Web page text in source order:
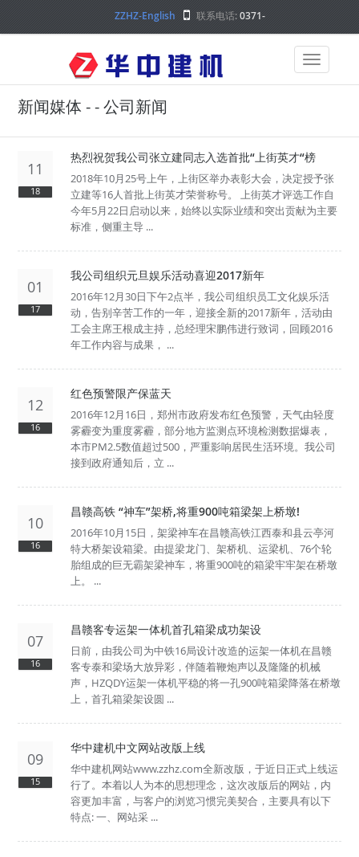
ZZHZ-English 联系电话:0371-
新闻媒体 - - 公司新闻
11
18
热烈祝贺我公司张立建同志入选首批“上街英才“榜
2018年10月25号上午，上街区举办表彰大会，决定授予张
立建等16人首批上街英才荣誉称号。 上街英才评选工作自
今年5月22日启动以来，始终以实际业绩和突出贡献为主要
标准，侧重主导 ...
01
17
我公司组织元旦娱乐活动喜迎2017新年
2016年12月30日下午2点半，我公司组织员工文化娱乐活
动，告别辛苦工作的一年，迎接全新的2017新年，活动由
工会主席王根成主持，总经理宋鹏伟进行致词，回顾2016
年工作内容与成果， ...
12
16
红色预警限产保蓝天
2016年12月16日，郑州市政府发布红色预警，天气由轻度
雾霾变为重度雾霾，部分地方监测点环境检测数据爆表，
本市PM2.5数值超过500，严重影响居民生活环境。我公司
接到政府通知后，立 ...
10
16
昌赣高铁 “神车”架桥,将重900吨箱梁架上桥墩!
2016年10月15日，架梁神车在昌赣高铁江西泰和县云亭河
特大桥架设箱梁。由提梁龙门、架桥机、运梁机、76个轮
胎组成的巨无霸架梁神车，将重900吨的箱梁牢牢架在桥墩
上。 ...
07
16
昌赣客专运架一体机首孔箱梁成功架设
日前，由我公司为中铁16局设计改造的运架一体机在昌赣
客专泰和梁场大放异彩，伴随着鞭炮声以及隆隆的机械
声，HZQDY运架一体机平稳的将一孔900吨箱梁降落在桥墩
上，首孔箱梁架设圆 ...
09
15
华中建机中文网站改版上线
华中建机网站www.zzhz.com全新改版，于近日正式上线运
行了。本着以人为本的思想理念，这次改版后的网站，内
容更加丰富，与客户的浏览习惯完美契合，主要具有以下
特点: 一、网站采 ...